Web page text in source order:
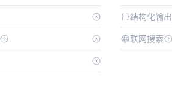
结构化输出
联网搜索